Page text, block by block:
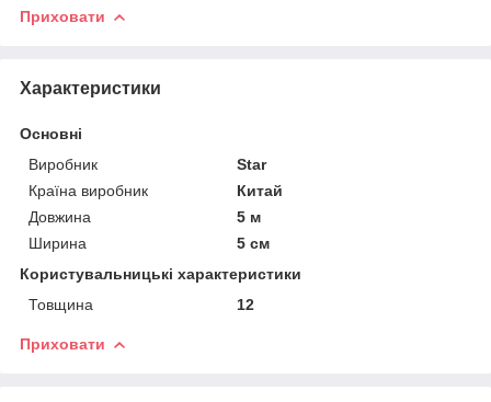
Приховати
Характеристики
Основні
Виробник
Star
Країна виробник
Китай
Довжина
5 м
Ширина
5 см
Користувальницькі характеристики
Товщина
12
Приховати